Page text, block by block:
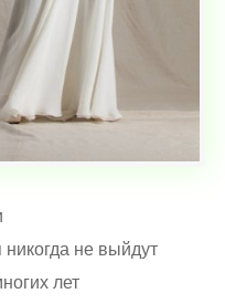
не выйдут
лет